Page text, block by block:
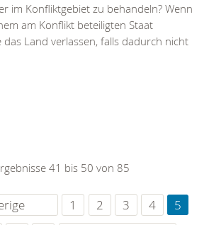
im Konfliktgebiet zu behandeln? Wenn
am Konflikt beteiligten Staat
Land verlassen, falls dadurch nicht
41 bis 50 von 85
1 2 3 4
5